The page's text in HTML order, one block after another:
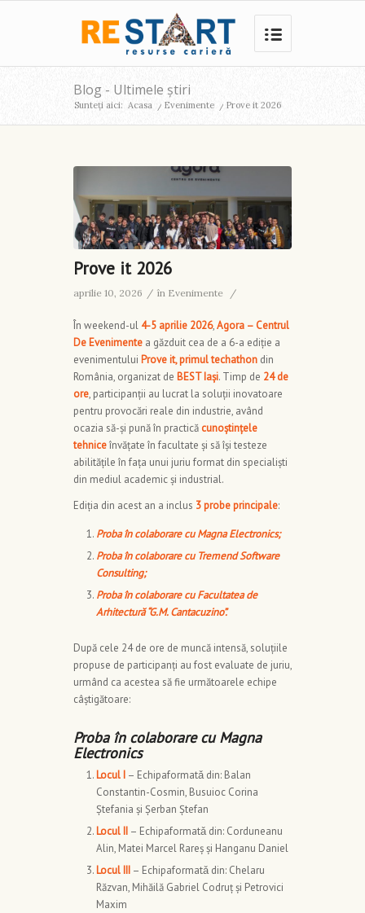
Blog - Ultimele știri
Sunteți aici: Acasa / Evenimente / Prove it 2026
Prove it 2026
aprilie 10, 2026 / în Evenimente /
În weekend-ul4-5 aprilie 2026,Agora – Centrul
De Evenimente a găzduit cea de a 6-a ediție a
evenimentului Prove it, primul techathon din
România, organizat de BEST Iași. Timp de 24 de
ore, participanții au lucrat la soluții inovatoare
pentru provocări reale din industrie, având
ocazia să-și pună în practică cunoștințele
tehniceînvățate în facultate și să își testeze
abilitățile în fața unui juriu format din specialiști
din mediul academic și industrial.
Ediția din acest an a inclus 3 probe principale:
Proba în colaborare cu Magna Electronics;
Proba în colaborare cu Tremend Software
Consulting;
Proba în colaborare cu Facultatea de
Arhitectură “G.M. Cantacuzino”.
După cele 24 de ore de muncă intensă, soluțiile
propuse de participanți au fost evaluate de juriu,
urmând ca acestea să fie următoarele echipe
câștigătoare:
Proba în colaborare cu Magna
Electronics
Locul I – Echipaformatǎ din: Balan
Constantin-Cosmin, Busuioc Corina
Ștefania și Șerban Ștefan
Locul II – Echipaformatǎ din: Corduneanu
Alin, Matei Marcel Rareș și Hanganu Daniel
Locul III – Echipaformatǎ din: Chelaru
Răzvan, Mihăilă Gabriel Codruț și Petrovici
Maxim